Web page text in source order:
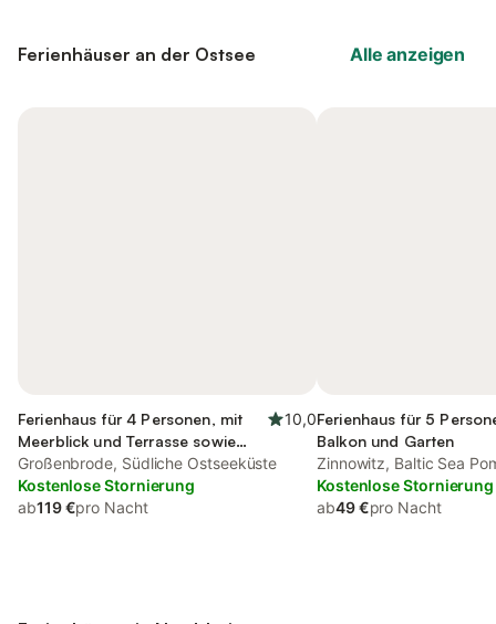
Ferienhäuser an der Ostsee Alle anzeigen
Ferienhaus für 4 Personen, mit
Meerblick und Terrasse sowie
Garten
10,0
Großenbrode, Südliche Ostseeküste
Kostenlose Stornierung
ab119 €pro Nacht
Ferienhaus für 5
Balkon und Garten
Zinnowitz, Baltic Sea
Kostenlose Stornierung
ab49 €pro Nacht